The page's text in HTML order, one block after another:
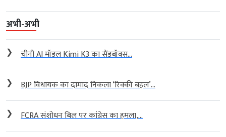
अभी-अभी
❯ चीनी AI मॉडल Kimi K3 का सैंडबॉक्स...
❯ BJP विधायक का दामाद निकला ‘र‍िक्की बहल’...
❯ FCRA संशोधन बिल पर कांग्रेस का हमला,...